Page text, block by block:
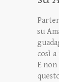
su
così
E